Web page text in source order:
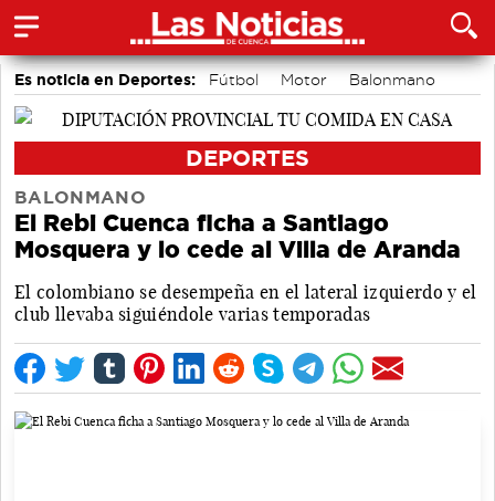
Es noticia en Deportes: Fútbol Motor
Balonmano
Bádminton
Ciclismo
DEPORTES
BALONMANO
El Rebi Cuenca ficha a Santiago
Mosquera y lo cede al Villa de Aranda
El colombiano se desempeña en el lateral izquierdo y el
club llevaba siguiéndole varias temporadas